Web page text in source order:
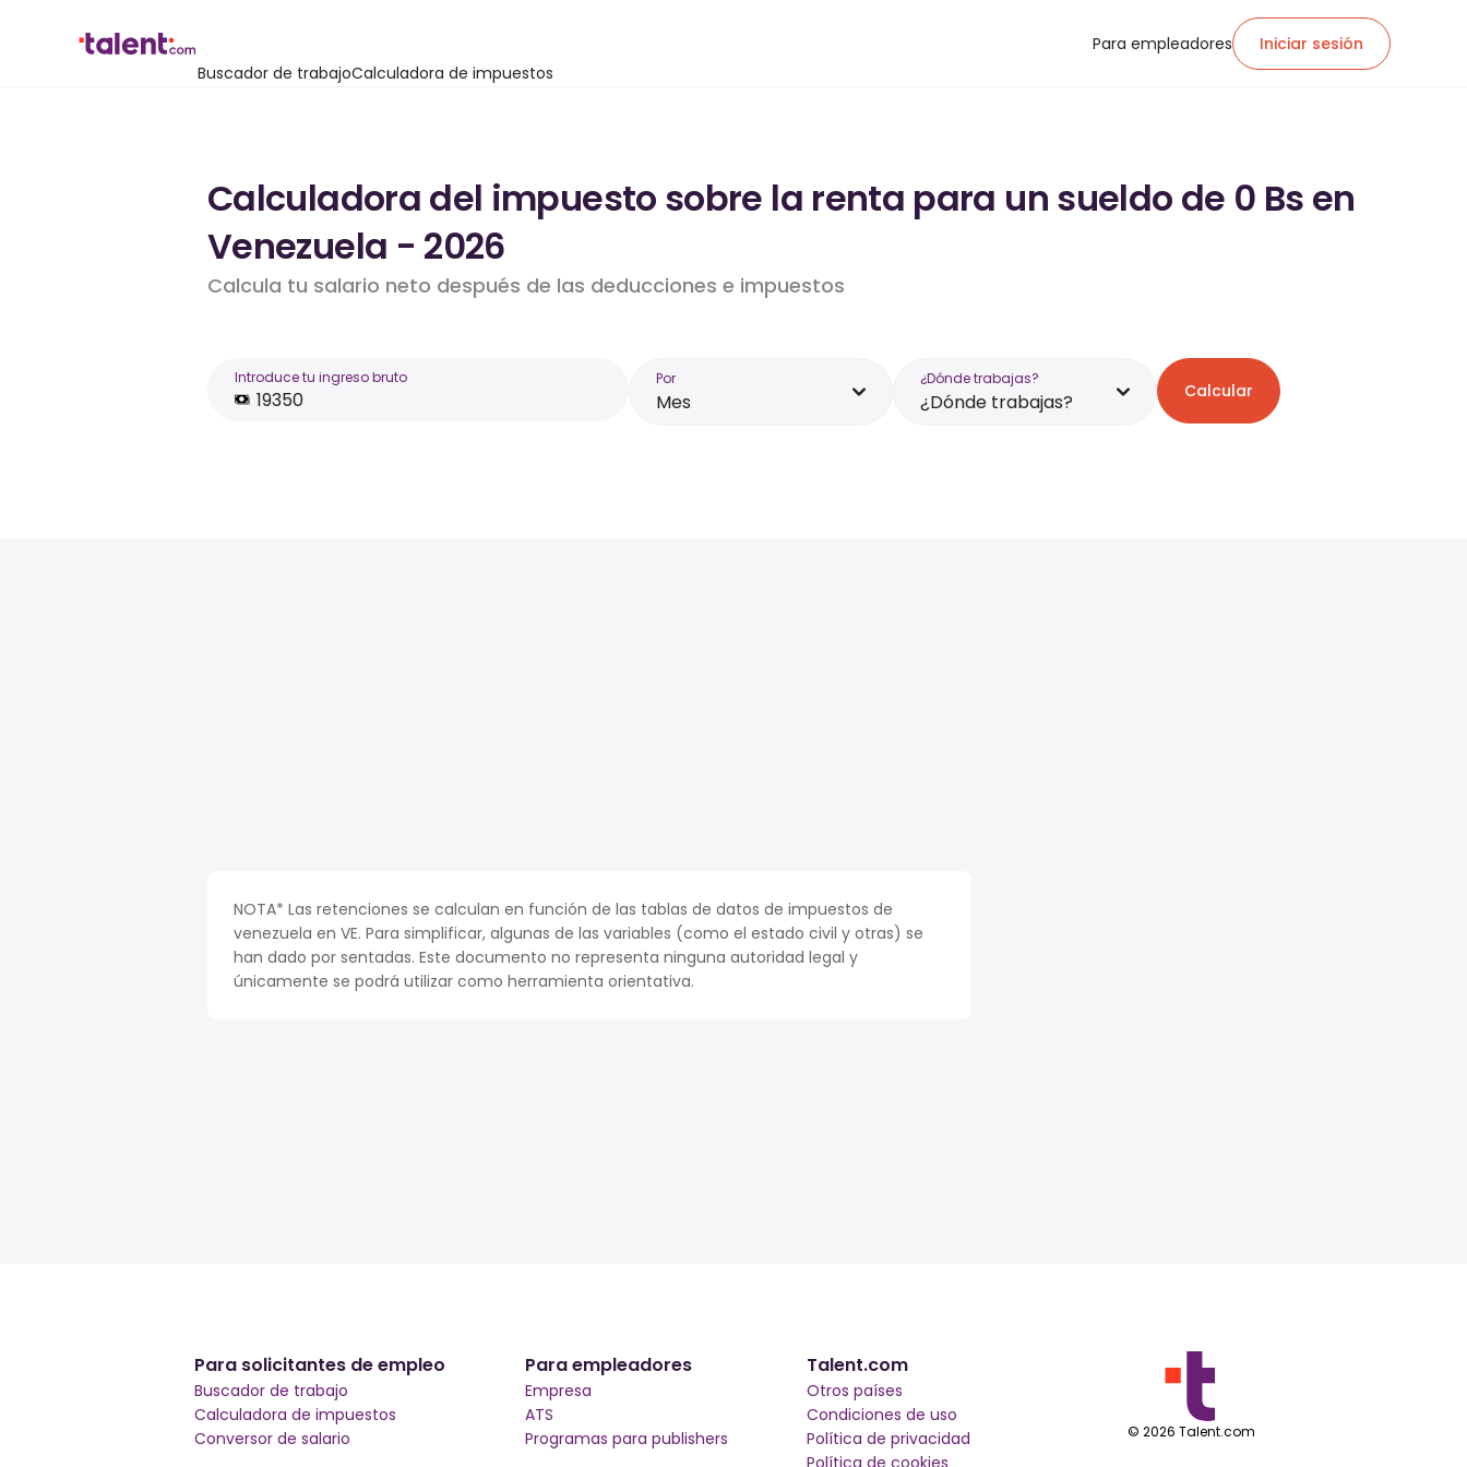
Buscador de trabajoCalculadora de impuestos
Para empleadores Iniciar sesión
Calculadora del impuesto sobre la renta para un sueldo de 0 Bs en
Venezuela - 2026
Calcula tu salario neto después de las deducciones e impuestos
Introduce tu ingreso bruto Por
Mes
¿Dónde trabajas?
¿Dónde trabajas? Calcular
NOTA* Las retenciones se calculan en función de las tablas de datos de impuestos de
venezuela en VE. Para simplificar, algunas de las variables (como el estado civil y otras) se
han dado por sentadas. Este documento no representa ninguna autoridad legal y
únicamente se podrá utilizar como herramienta orientativa.
Para solicitantes de empleo
Buscador de trabajo
Calculadora de impuestos
Conversor de salario
Para empleadores
Empresa
ATS
Programas para publishers
Talent.com
Otros países
Condiciones de uso
Política de privacidad
Política de cookies
© 2026 Talent.com